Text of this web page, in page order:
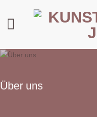
springen
Über uns